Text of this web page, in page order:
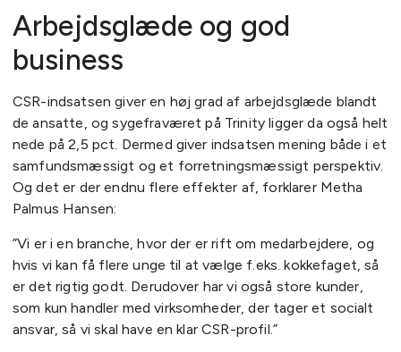
Arbejdsglæde og god
business
CSR-indsatsen giver en høj grad af arbejdsglæde blandt
de ansatte, og sygefraværet på Trinity ligger da også helt
nede på 2,5 pct. Dermed giver indsatsen mening både i et
samfundsmæssigt og et forretningsmæssigt perspektiv.
Og det er der endnu flere effekter af, forklarer Metha
Palmus Hansen:
”Vi er i en branche, hvor der er rift om medarbejdere, og
hvis vi kan få flere unge til at vælge f.eks. kokkefaget, så
er det rigtig godt. Derudover har vi også store kunder,
som kun handler med virksomheder, der tager et socialt
ansvar, så vi skal have en klar CSR-profil.”